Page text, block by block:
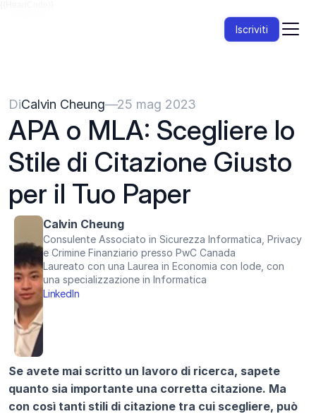
Iscriviti
DiCalvin Cheung—25 mag 2023
APA o MLA: Scegliere lo
Stile di Citazione Giusto
per il Tuo Paper
Calvin Cheung
Consulente Associato in Sicurezza Informatica, Privacy
e Crimine Finanziario presso PwC Canada
Laureato con una Laurea in Economia con lode, con
una specializzazione in Informatica
LinkedIn
Se avete mai scritto un lavoro di ricerca, sapete
quanto sia importante una corretta citazione. Ma
con così tanti stili di citazione tra cui scegliere, può